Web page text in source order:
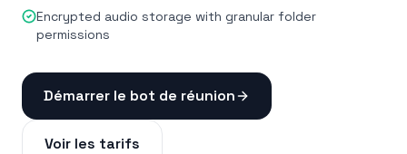
Encrypted audio storage with granular folder
permissions
Démarrer le bot de réunion
Voir les tarifs